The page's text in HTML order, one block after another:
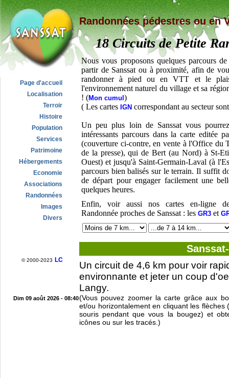
Page d'accueil
Localisation
Terroir
Histoire
Population
Services
Patrimoine
Hébergements
Economie
Associations
Randonnées
Images
Divers
© 2000-2023 LC
Dim 09 août 2026 - 08:40
Randonnées pédestres ou en
18 Circuits de Petite
Nous vous proposons quelques parcours
partir de Sanssat ou à proximité, afin de
randonner à pied ou en VTT et le
l'environnement naturel du village et sa
! (Mon cumul )
( Les cartes IGN correspondant au secteur
Un peu plus loin de Sanssat vous
intéressants parcours dans la carte editée
(couverture ci-contre, en vente à l'Office du
de la presse), qui de Bert (au Nord) à St-
Ouest) et jusqu'à Saint-Germain-Laval (à
parcours bien balisés sur le terrain. Il suffit
de départ pour engager facilement une
quelques heures.
Enfin, voir aussi nos cartes en-ligne
Randonnée proches de Sanssat : les GR3 et
Un circuit de 4,6 km pour voir
environnante et jeter un coup
Langy.
(Vous pouvez zoomer la carte grâce aux
et/ou horizontalement en cliquant les
souris pendant que vous la bougez) et
icônes ou sur les tracés.)